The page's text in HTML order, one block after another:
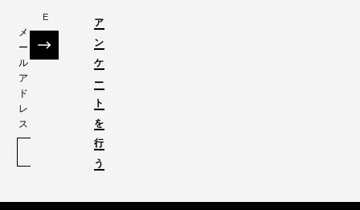
E
メ
ー
ル
ア
ド
レ
ス
ア
ン
ケ
ー
ト
を
行
う